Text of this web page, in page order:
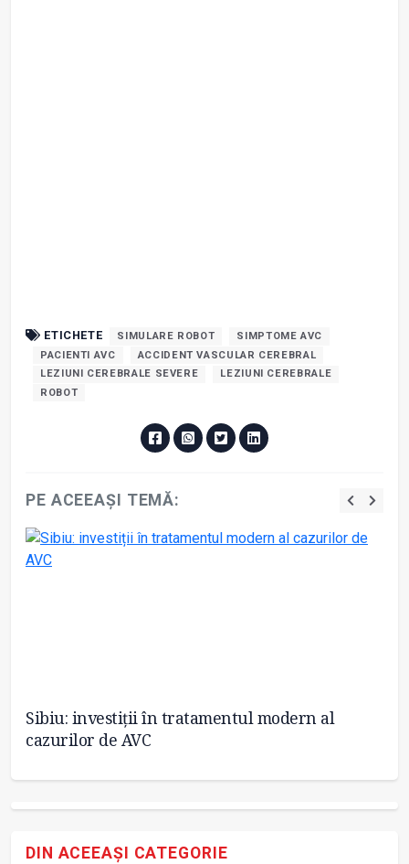
ETICHETE SIMULARE ROBOT
SIMPTOME AVC
PACIENTI AVC
ACCIDENT VASCULAR CEREBRAL
LEZIUNI CEREBRALE SEVERE
LEZIUNI CEREBRALE
ROBOT
PE ACEEAȘI TEMĂ:
Sibiu: investiții în tratamentul modern al
cazurilor de AVC
DIN ACEEAȘI CATEGORIE